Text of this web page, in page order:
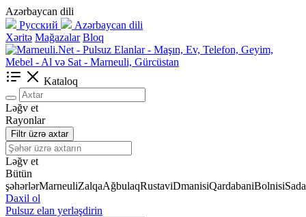
Azərbaycan dili
Русский
Azərbaycan dili
Xəritə Mağazalar Bloq
Kataloq
Ləğv et
Rayonlar
Filtr üzrə axtar
Ləğv et
Bütün
şəhərlərMarneuliZalqaAğbulaqRustaviDmanisiQardabaniBolnisi
Daxil ol
Pulsuz elan yerləşdirin